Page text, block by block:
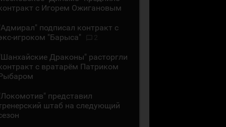
с Игорем Ожигановым
подписал контракт с
игроком "Барыса"
Драконы" расторгли
с вратарём Патриком
представил
штаб на следующий